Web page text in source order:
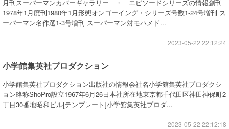
月刊スーパーマンカバーギャラリー ・ エピソードシリーズの情報創刊
1978年1月廃刊1980年1月形態オンゴーイング・シリーズ号数1-24号増刊 ス
ーパーマン名作選1-3号増刊 スーパーマン対モハメド...
2023-05-22 22:12:24
小学館集英社プロダクション
小学館集英社プロダクション出版社の情報会社名小学館集英社プロダクシ
ョン略称ShoPro設立1967年6月26日本社所在地東京都千代田区神田神保町2
丁目30番地昭和ビル[テンプレート]小学館集英社プロダ...
2023-05-22 22:12:18